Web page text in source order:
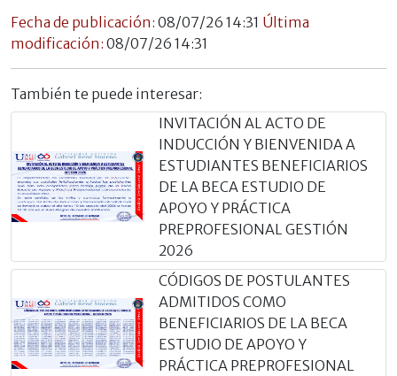
Fecha de publicación: 08/07/26 14:31 Última
modificación: 08/07/26 14:31
También te puede interesar:
INVITACIÓN AL ACTO DE
INDUCCIÓN Y BIENVENIDA A
ESTUDIANTES BENEFICIARIOS
DE LA BECA ESTUDIO DE
APOYO Y PRÁCTICA
PREPROFESIONAL GESTIÓN
2026
CÓDIGOS DE POSTULANTES
ADMITIDOS COMO
BENEFICIARIOS DE LA BECA
ESTUDIO DE APOYO Y
PRÁCTICA PREPROFESIONAL